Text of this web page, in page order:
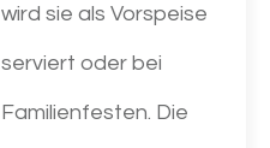
wird sie als Vorspeise
serviert oder bei
Familienfesten. Die